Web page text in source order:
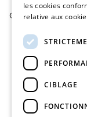
© Imlab 2026
les cookies
relative aux
CIBLAGE